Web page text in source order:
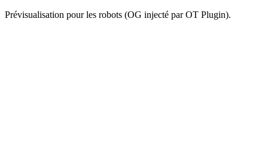
Prévisualisation pour les robots (OG injecté par OT Plugin).